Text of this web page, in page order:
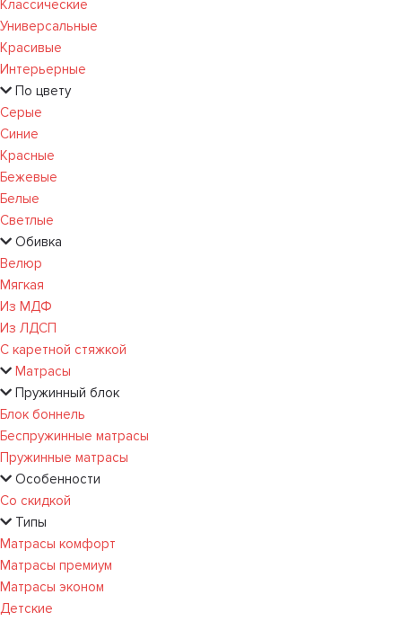
Классические
Универсальные
Красивые
Интерьерные
По цвету
Серые
Синие
Красные
Бежевые
Белые
Светлые
Обивка
Велюр
Мягкая
Из МДФ
Из ЛДСП
С каретной стяжкой
Матрасы
Пружинный блок
Блок боннель
Беспружинные матрасы
Пружинные матрасы
Особенности
Со скидкой
Типы
Матрасы комфорт
Матрасы премиум
Матрасы эконом
Детские